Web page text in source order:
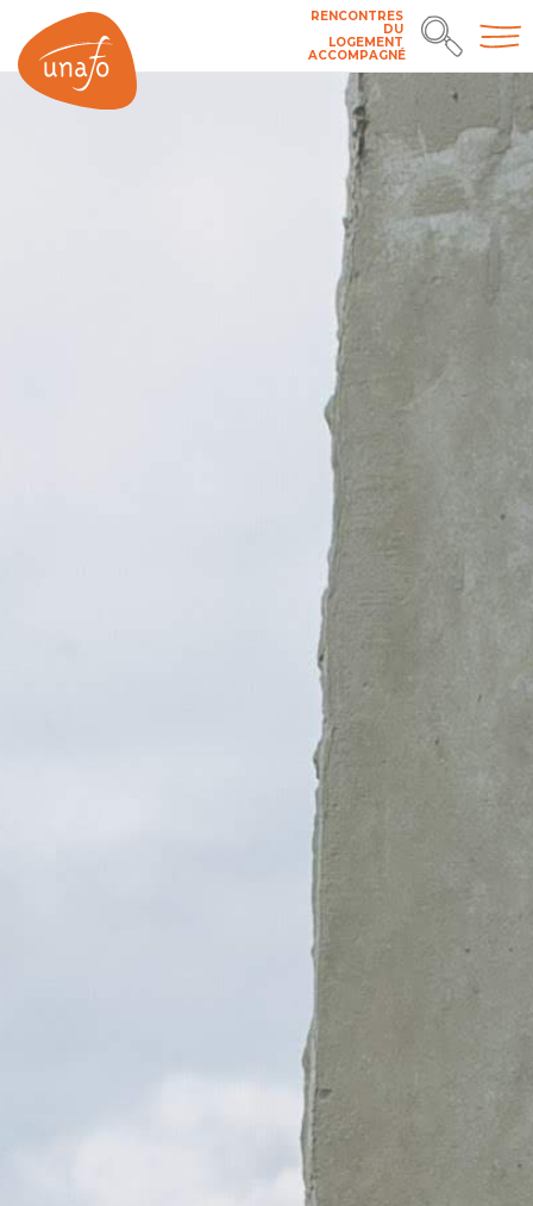
RENCONTRES
DU
LOGEMENT
ACCOMPAGNÉ